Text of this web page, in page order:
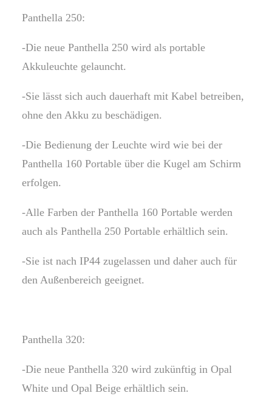
Panthella 250:
-Die neue Panthella 250 wird als portable
Akkuleuchte gelauncht.
-Sie lässt sich auch dauerhaft mit Kabel betreiben,
ohne den Akku zu beschädigen.
-Die Bedienung der Leuchte wird wie bei der
Panthella 160 Portable über die Kugel am Schirm
erfolgen.
-Alle Farben der Panthella 160 Portable werden
auch als Panthella 250 Portable erhältlich sein.
-Sie ist nach IP44 zugelassen und daher auch für
den Außenbereich geeignet.
Panthella 320:
-Die neue Panthella 320 wird zukünftig in Opal
White und Opal Beige erhältlich sein.